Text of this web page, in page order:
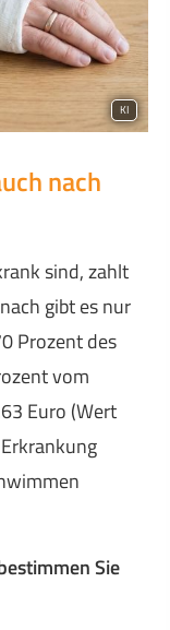
KI
nach
sind, zahlt
gibt es nur
Prozent des
vom
Euro (Wert
Sie